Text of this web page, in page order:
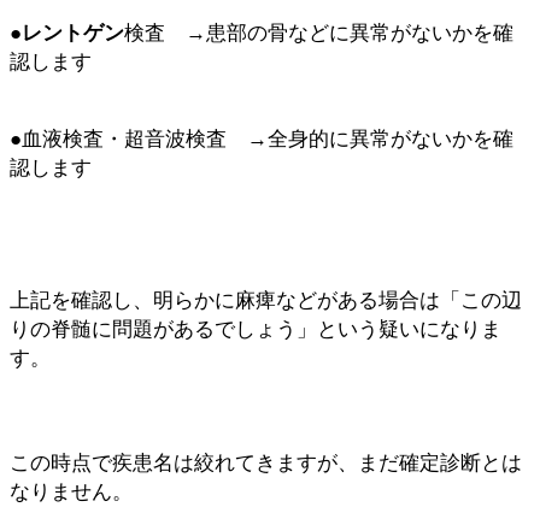
●レントゲン検査 →患部の骨などに異常がないかを確
認します
●血液検査・超音波検査 →全身的に異常がないかを確
認します
上記を確認し、明らかに麻痺などがある場合は「この辺
りの脊髄に問題があるでしょう」という疑いになりま
す。
この時点で疾患名は絞れてきますが、まだ確定診断とは
なりません。